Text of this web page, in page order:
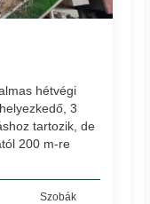
hétvégi
3
tartozik, de
200 m-re
Szobák